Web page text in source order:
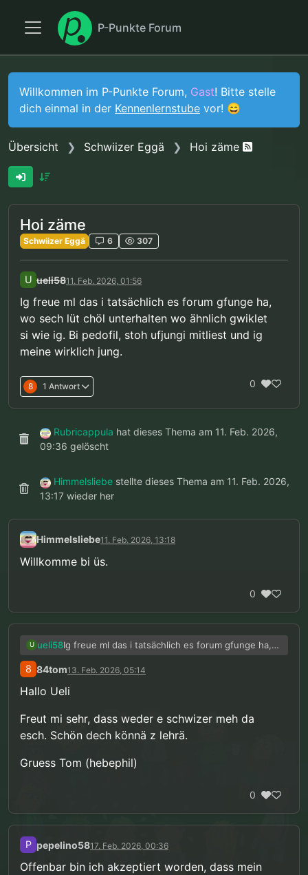
P-Punkte Forum
Willkommen im P-Punkte Forum, Gast! Bitte stelle
dich einmal in der Kennenlernstube vor! 😄
Übersicht Schwiizer Eggä Hoi zäme
Hoi zäme
Schwiizer Eggä 6 307
U ueli5811. Feb. 2026, 01:56
Ig freue ml das i tatsächlich es forum gfunge ha,
wo sech lüt chöl unterhalten wo ähnlich gwiklet
si wie ig. Bi pedofil, stoh ufjungi mitliest und ig
meine wirklich jung.
8 1 Antwort 0
Rubricappula hat dieses Thema am 11. Feb. 2026,
09:36 gelöscht
Himmelsliebe stellte dieses Thema am 11. Feb. 2026,
13:17 wieder her
Himmelsliebe11. Feb. 2026, 13:18
Willkomme bi üs.
0
U ueli58Ig freue ml das i tatsächlich es forum gfunge ha,
wo sech lüt chöl unterhalten wo ähnlich gwiklet si
wie ig. Bi pedofil, stoh ufjungi mitliest und ig
8 84tom13. Feb. 2026, 05:14
Hallo Ueli
Freut mi sehr, dass weder e schwizer meh da
esch. Schön dech könnä z lehrä.
Gruess Tom (hebephil)
0
P pepelino5817. Feb. 2026, 00:36
Offenbar bin ich akzeptiert worden, dass mein